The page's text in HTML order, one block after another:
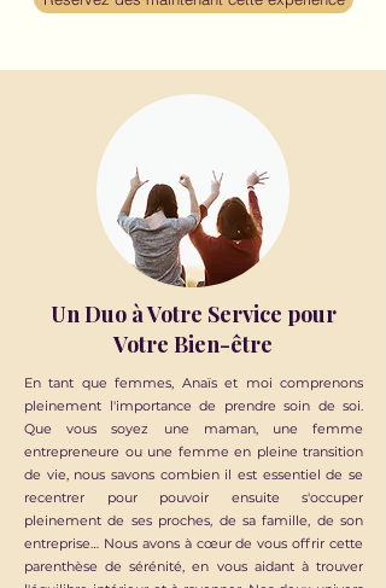
Un Duo à Votre Service pour
Votre Bien-être
En tant que femmes, Anaïs et moi comprenons
pleinement l'importance de prendre soin de soi.
Que vous soyez une maman, une femme
entrepreneure ou une femme en pleine transition
de vie, nous savons combien il est essentiel de se
recentrer pour pouvoir ensuite s'occuper
pleinement de ses proches, de sa famille, de son
entreprise… Nous avons à cœur de vous offrir cette
parenthèse de sérénité, en vous aidant à trouver